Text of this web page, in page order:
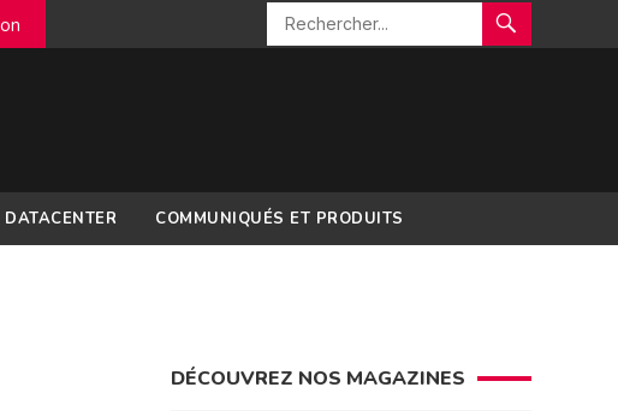
COMMUNIQUÉS ET PRODUITS
DÉCOUVREZ NOS MAGAZINES